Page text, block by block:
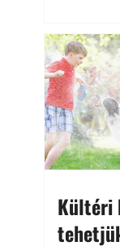
beszállást
hanem az
benne
káros
egyszerű
azonban
Kültéri